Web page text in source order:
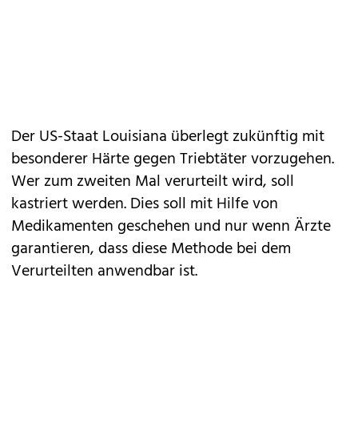
Der US-Staat Louisiana überlegt zukünftig mit
besonderer Härte gegen Triebtäter vorzugehen.
Wer zum zweiten Mal verurteilt wird, soll
kastriert werden. Dies soll mit Hilfe von
Medikamenten geschehen und nur wenn Ärzte
garantieren, dass diese Methode bei dem
Verurteilten anwendbar ist.